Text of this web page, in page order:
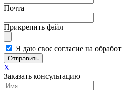
Почта
Прикрепить файл
Я даю свое согласие на
Отправить
X
Заказать консультацию